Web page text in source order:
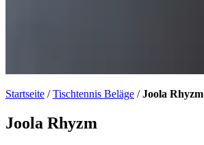
Startseite /Tischtennis Beläge /Joola Rhyzm
Joola Rhyzm